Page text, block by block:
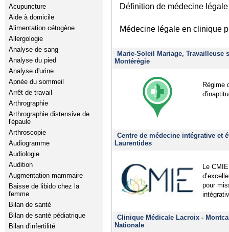
Acupuncture
Aide à domicile
Alimentation cétogène
Allergologie
Analyse de sang
Analyse du pied
Analyse d'urine
Apnée du sommeil
Arrêt de travail
Arthrographie
Arthrographie distensive de
l'épaule
Arthroscopie
Audiogramme
Audiologie
Audition
Augmentation mammaire
Baisse de libido chez la
femme
Bilan de santé
Bilan de santé pédiatrique
Bilan d'infertilité
Définition de médecine légale
Médecine légale en clinique
Marie-Soleil Mariage, Travailleuse
Montérégie
Régime
Centre de médecine intégrative et
Laurentides
Le
pour
Clinique Médicale Lacroix -
Nationale